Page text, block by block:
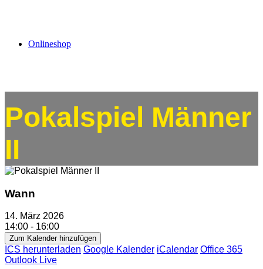
Onlineshop
Pokalspiel Männer
II
Wann
14. März 2026
14:00 - 16:00
Zum Kalender hinzufügen
ICS herunterladen Google Kalender iCalendar Office 365
Outlook Live